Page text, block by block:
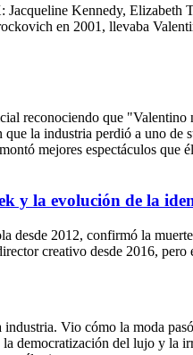
Kennedy,
en 2001, llevaba
reconociendo que
la industria perdió a uno
mejores espectáculos que
y la evolución de la
desde 2012, confirmó la
creativo desde 2016,
Vio cómo la moda
democratización del lujo y la